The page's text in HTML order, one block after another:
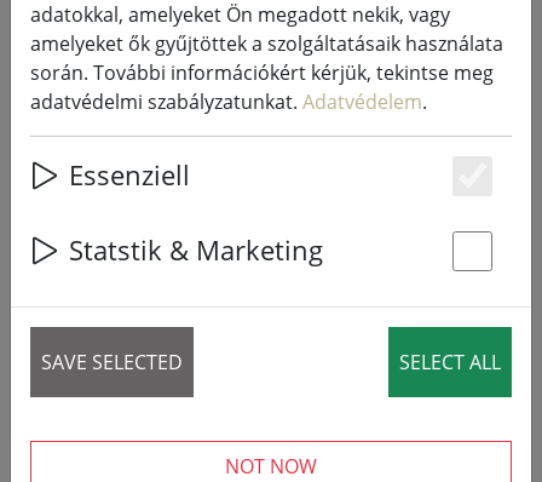
Zóna tűzoltóharang PISA rusztikus
réz
46% DISCOUNT
adatokkal, amelyeket Ön megadott nekik, vagy
amelyeket ők gyűjtöttek a szolgáltatásaik használata
során. További információkért kérjük, tekintse meg
adatvédelmi szabályzatunkat. Adatvédelem.
Essenziell
Statstik & Marketing
SAVE SELECTED SELECT ALL
NOT NOW